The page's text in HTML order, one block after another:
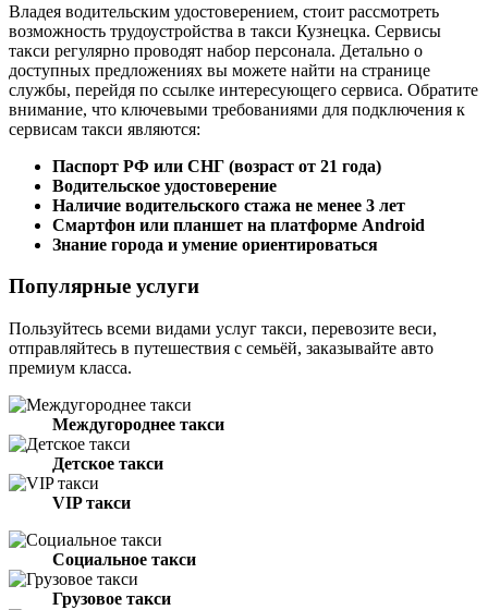
Владея водительским удостоверением, стоит рассмотреть
возможность трудоустройства в такси Кузнецка. Сервисы
такси регулярно проводят набор персонала. Детально о
доступных предложениях вы можете найти на странице
службы, перейдя по ссылке интересующего сервиса. Обратите
внимание, что ключевыми требованиями для подключения к
сервисам такси являются:
Паспорт РФ или СНГ (возраст от 21 года)
Водительское удостоверение
Наличие водительского стажа не менее 3 лет
Смартфон или планшет на платформе Android
Знание города и умение ориентироваться
Популярные услуги
Пользуйтесь всеми видами услуг такси, перевозите веси,
отправляйтесь в путешествия с семьёй, заказывайте авто
премиум класса.
Междугороднее такси
Детское такси
VIP такси
Социальное такси
Грузовое такси